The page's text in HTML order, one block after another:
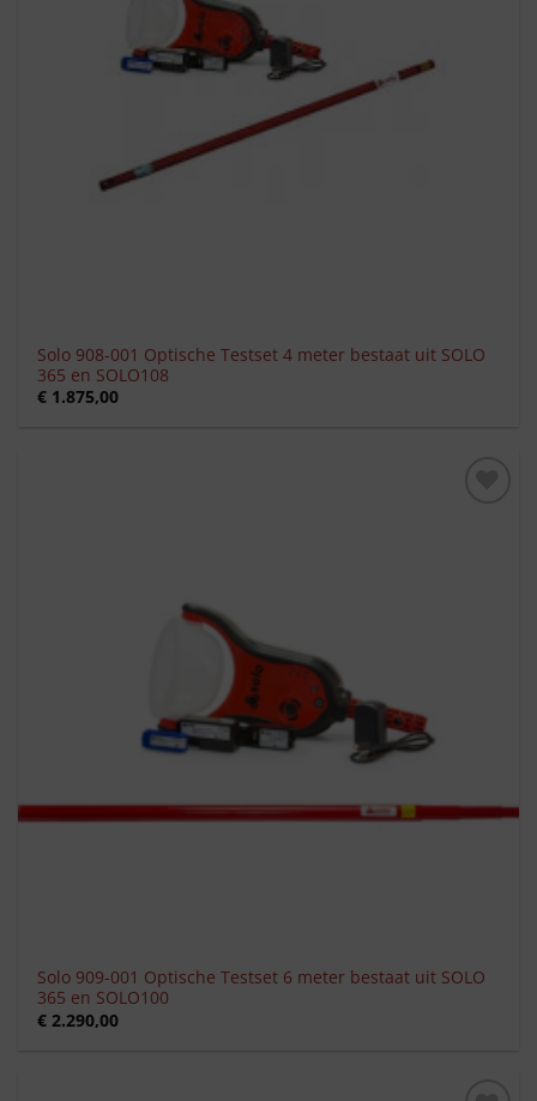
Solo 908-001 Optische Testset 4 meter bestaat uit SOLO
365 en SOLO108
€ 1.875,00
Solo 909-001 Optische Testset 6 meter bestaat uit SOLO
365 en SOLO100
€ 2.290,00